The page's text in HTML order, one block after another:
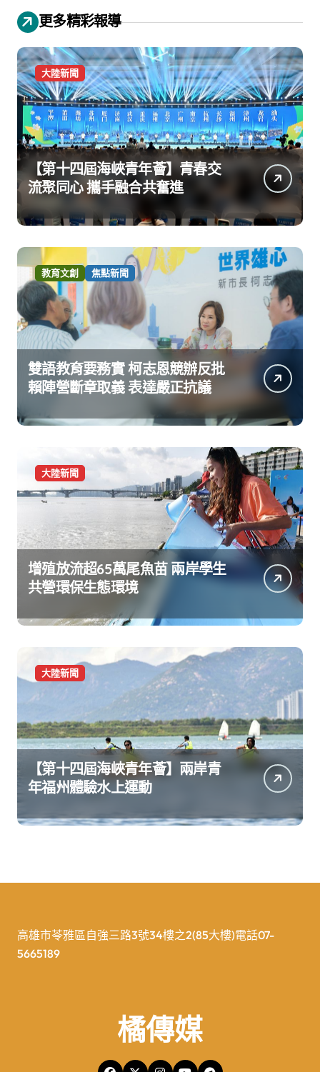
更多精彩報導
大陸新聞
【第十四屆海峽青年薈】青春交
流聚同心 攜手融合共奮進
教育文創 焦點新聞
雙語教育要務實 柯志恩競辦反批
賴陣營斷章取義 表達嚴正抗議
大陸新聞
增殖放流超65萬尾魚苗 兩岸學生
共營環保生態環境
大陸新聞
【第十四屆海峽青年薈】兩岸青
年福州體驗水上運動
高雄市苓雅區自強三路3號34樓之2(85大樓)電話07-
5665189
橘傳媒